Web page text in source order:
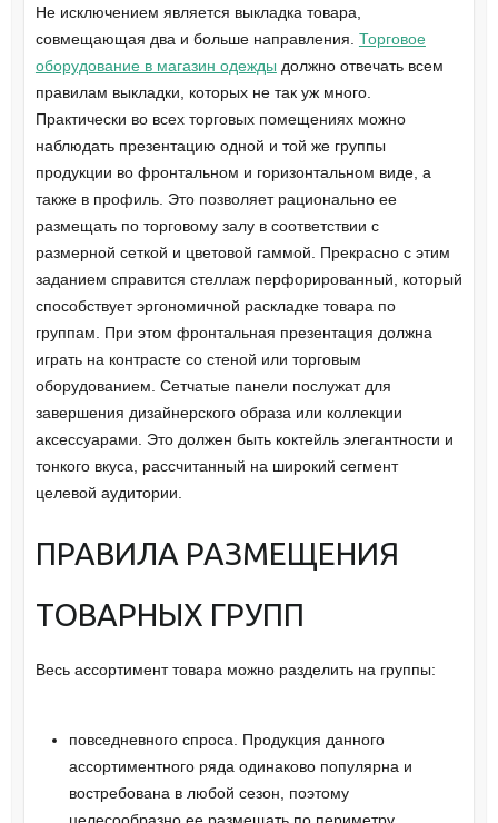
Не исключением является выкладка товара,
совмещающая два и больше направления. Торговое
оборудование в магазин одежды должно отвечать всем
правилам выкладки, которых не так уж много.
Практически во всех торговых помещениях можно
наблюдать презентацию одной и той же группы
продукции во фронтальном и горизонтальном виде, а
также в профиль. Это позволяет рационально ее
размещать по торговому залу в соответствии с
размерной сеткой и цветовой гаммой. Прекрасно с этим
заданием справится стеллаж перфорированный, который
способствует эргономичной раскладке товара по
группам. При этом фронтальная презентация должна
играть на контрасте со стеной или торговым
оборудованием. Сетчатые панели послужат для
завершения дизайнерского образа или коллекции
аксессуарами. Это должен быть коктейль элегантности и
тонкого вкуса, рассчитанный на широкий сегмент
целевой аудитории.
ПРАВИЛА РАЗМЕЩЕНИЯ
ТОВАРНЫХ ГРУПП
Весь ассортимент товара можно разделить на группы:
повседневного спроса. Продукция данного
ассортиментного ряда одинаково популярна и
востребована в любой сезон, поэтому